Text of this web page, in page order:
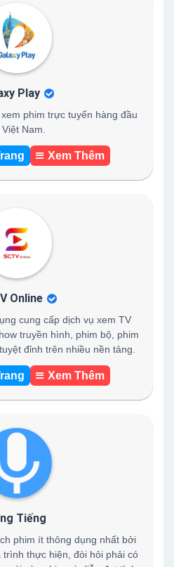
Play
phim trực tuyến hàng đầu
Nam.
Xem Thêm
Online
cung cấp dịch vụ xem TV
truyền hình, phim bộ, phim
đỉnh trên nhiều nền tảng.
Xem Thêm
Tiếng
phim ít thông dụng nhất bởi
thực hiện, đòi hỏi phải có